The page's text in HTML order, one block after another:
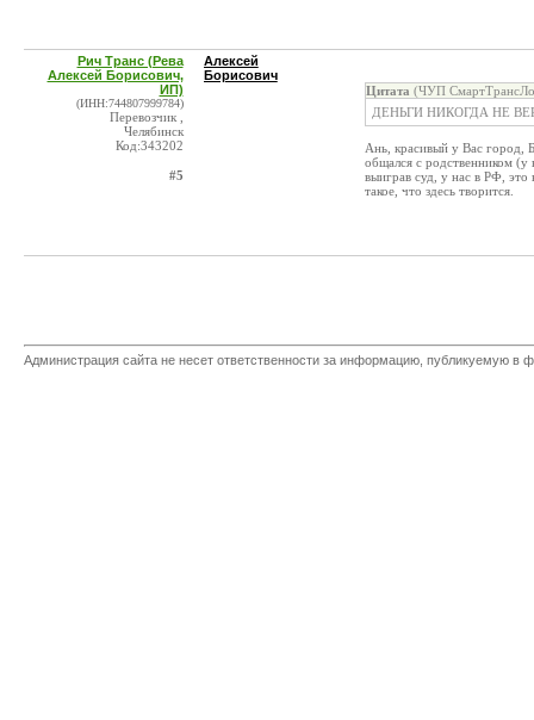
Рич Транс (Рева
Алексей Борисович,
ИП)
(ИНН:744807999784)
Перевозчик ,
Челябинск
Код:343202
#5
Алексей
Борисович
Цитата (ЧУП
ДЕНЬГИ НИКОГДА НЕ
Ань, красивый у Вас город,
общался с родственником (у
выиграв суд, у нас в РФ, это
такое, что здесь творится.
Администрация сайта не несет ответственности за информацию, публикуемую